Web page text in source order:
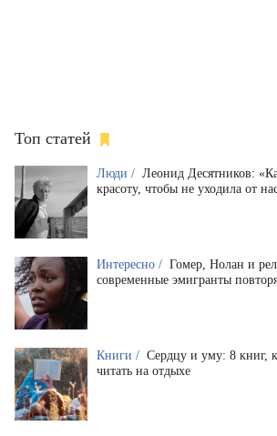
Топ статей
Люди / Леонид Десятников:
красоту, чтобы не уходила от
Интересно / Гомер, Нолан и
современные эмигранты
Книги / Сердцу и уму: 8 книг,
читать на отдыхе